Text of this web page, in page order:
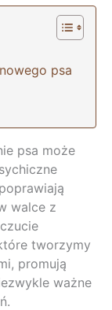
psa
psa może
walce z
tworzymy
promują
ważne